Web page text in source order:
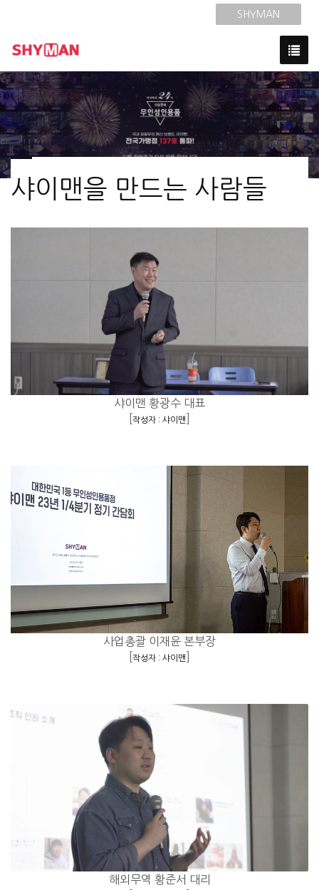
SHYMAN
샤이맨을 만드는 사람들
샤이맨 황광수 대표
작성자 : 샤이맨
사업총괄 이재윤 본부장
작성자 : 샤이맨
해외무역 황준서 대리